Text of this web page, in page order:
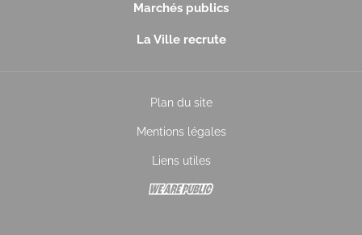
Marchés publics
La Ville recrute
Plan du site
Mentions légales
Liens utiles